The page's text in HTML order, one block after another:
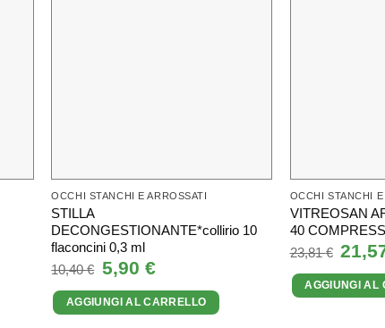
OCCHI STANCHI E ARROSSATI
STILLA
DECONGESTIONANTE*collirio 10
flaconcini 0,3 ml
10,40€ Il
prezzo
originale
era:
10,40 €.
5,90 €Il
prezzo
attuale
è:
5,90 €.
AGGIUNGI AL CARRELLO
OCCHI STANCHI E
VITREOSAN
40
23,81€ Il
prezzo
era:
23,81
AGGIUNGI AL